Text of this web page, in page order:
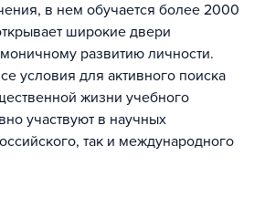
в нем обучается более 2000
широкие двери
развитию личности.
условия для активного поиска
жизни учебного
участвуют в научных
так и международного